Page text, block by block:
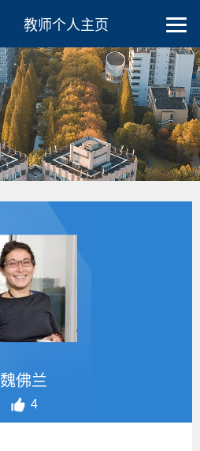
教师个人主页
魏佛兰
4